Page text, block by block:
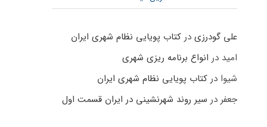
علی گودرزی در کتاب پویایی نظام شهری ایران
امید در انواع برنامه ریزی شهری
شیوا در کتاب پویایی نظام شهری ایران
جعفر در سیر روند شهرنشینی در ایران قسمت اول